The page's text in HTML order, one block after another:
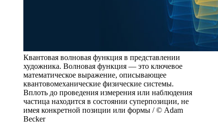
Квантовая волновая функция в представлении
художника. Волновая функция — это ключевое
математическое выражение, описывающее
квантовомеханические физические системы.
Вплоть до проведения измерения или наблюдения
частица находится в состоянии суперпозиции, не
имея конкретной позиции или формы / © Adam
Becker